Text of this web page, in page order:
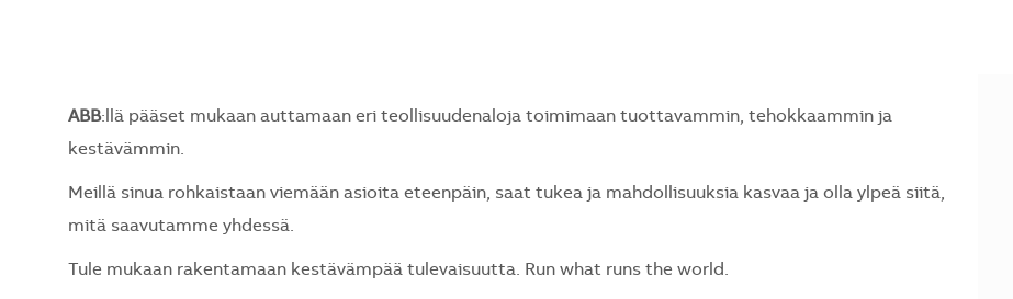
ABB:llä pääset mukaan auttamaan eri teollisuudenaloja toimimaan tuottavammin, tehokkaammin ja
kestävämmin.
Meillä sinua rohkaistaan viemään asioita eteenpäin, saat tukea ja mahdollisuuksia kasvaa ja olla ylpeä siitä,
mitä saavutamme yhdessä.
Tule mukaan rakentamaan kestävämpää tulevaisuutta. Run what runs the world.